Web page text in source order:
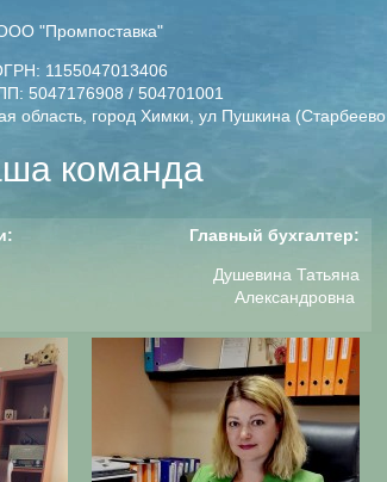
"Промпоставка"
1155047013406
5047176908 / 504701001
область, город Химки, ул Пушкина
команда
Главный бухгалтер:
Душевина Татьяна
Александровна